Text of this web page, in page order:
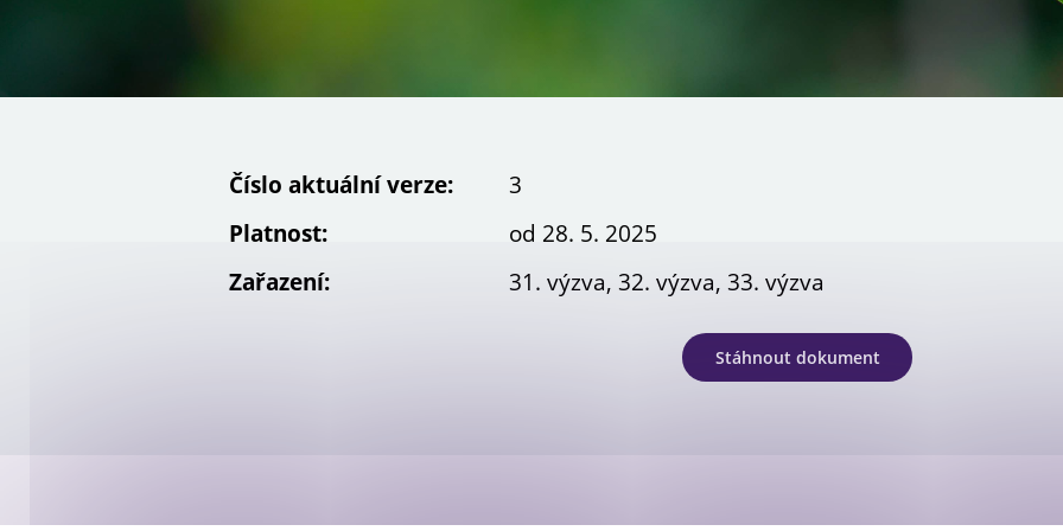
Číslo aktuální verze:
3
Platnost:
od 28. 5. 2025
Zařazení:
31. výzva, 32. výzva, 33. výzva
Stáhnout dokument